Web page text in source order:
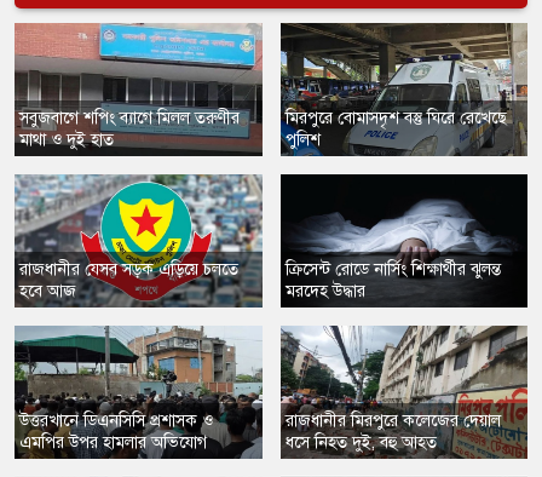
​সবুজবাগে শপিং ব্যাগে মিলল তরুণীর
মাথা ও দুই হাত
রাজধানীর যেসব সড়ক এড়িয়ে চলতে
হবে আজ
​উত্তরখানে ডিএনসিসি প্রশাসক ও
এমপির উপর হামলার অভিযোগ
​মিরপুরে বোমাসদৃশ বস্তু ঘিরে রেখেছে
পুলিশ
​ক্রিসেন্ট রোডে নার্সিং শিক্ষার্থীর ঝুলন্ত
মরদেহ উদ্ধার
রাজধানীর মিরপুরে কলেজের দেয়াল
ধসে নিহত দুই, বহু আহত